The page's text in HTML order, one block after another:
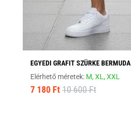
EGYEDI GRAFIT SZÜRKE BERMUDA
Elérhető méretek: M,XL,XXL
7 180 Ft 10 600 Ft